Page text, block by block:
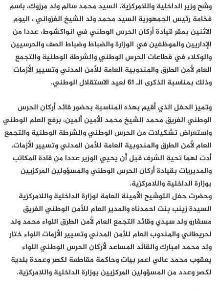
وشح وزير الداخلية واللامركزية، السيد محمد سالم ولد مرزوك، باسم
فخامة رئيس الجمهورية السيد محمد ولد الشيخ الغزواني ، اليوم
الاثنين بمقر قيادة أركان الحرس الوطني في انواكشوط، عددا من
الإداريين والموظفين في الوزارة والضباط وضباط الصف والحرسيين
والوكلاء في قطاعات الحرس الوطني والشرطة الوطنية والتجمع
العام لأمن الطرق والمندوبية العامة للأمن المدني وتسيير الأزمات
وذلك بمناسبة الذكرى الـ 61 لعيد الاستقلال الوطني.
وتميز الحفل الذي أقيم بهذه المناسبة بحضور قائد أركان الحرس
الوطني الفريق محمد الشيخ محمد الأمين ألمين، برفع العلم الوطني
واستعراض تشكيلات من الحرس الوطني والشرطة الوطنية والتجمع
العام لأمن الطرق والمندوبية العامة للأمن المدني وتسيير الأزمات،
أدت لهما تحية الشرف قبل أن يحيي الوزير عددا من قادة المكاتب
والمديريات بقيادة أركان الحرس الوطني والمسؤولين المركزيين
بوزارة الداخلية واللامركزية.
وحضرت حفل التوشيح الأمينة العامة لوزارة الداخلية واللامركزية
السيدة زينب بنت احمدناه والمدير العام للأمن الوطني الفريق
مسغارو ولد سيدي وقائد التجمع العام لأمن الطرق اللواء محمد ولد
لحريطاني والمندوب العام للأمن المدني وتسيير الأزمات اللواء ختار
ولد محمد امبارك والقائد المساعد لأركان الحرس الوطني اللواء
يعقوب محمد عالي اعمر بيات وحاكمة مقاطعة لكصر وعمدة بلدية
لكصر وعدد من المسؤولين المركزيين بوزارة الداخلية واللامركزية.